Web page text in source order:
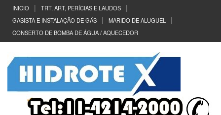
Conteúdo
Pular
menu
principal
INICIO
TRT, ART, PERÍCIAS E LAUDOS
GASISTA E INSTALAÇÃO DE GÁS
MARIDO DE ALUGUEL
CONSERTO DE BOMBA DE ÁGUA / AQUECEDOR